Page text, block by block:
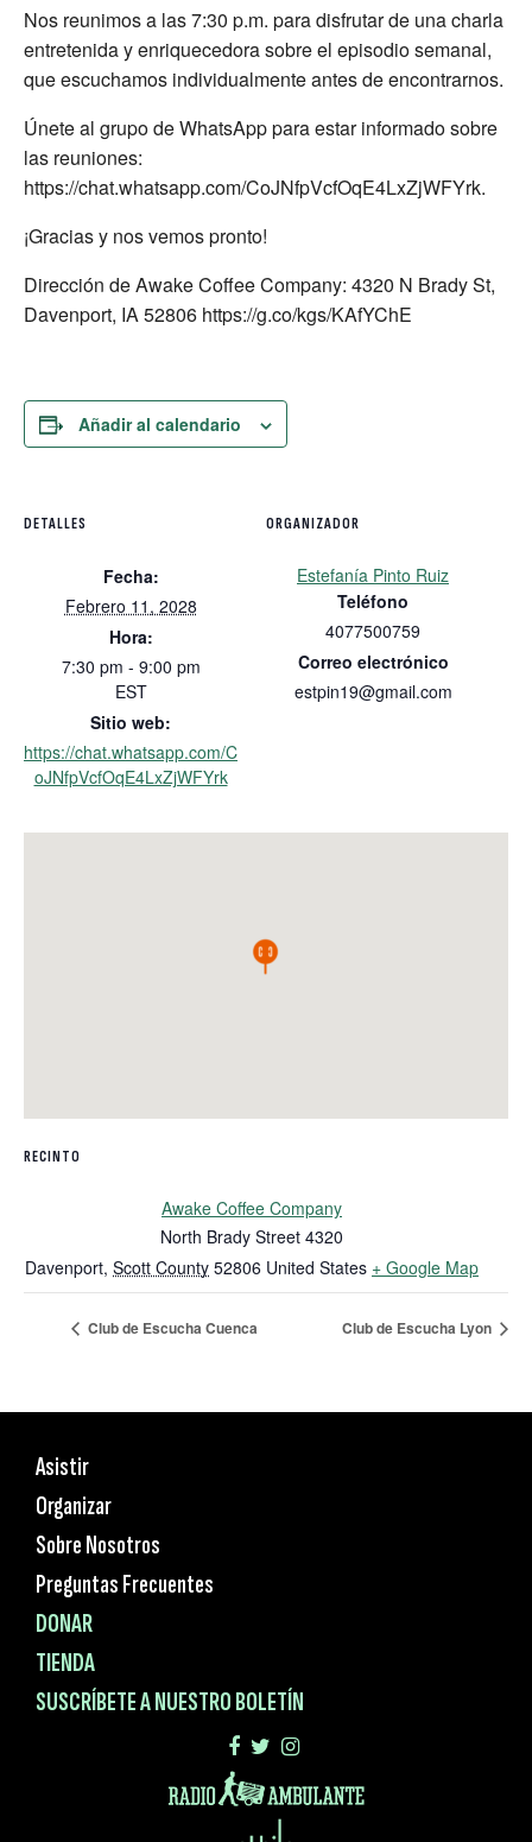
Nos reunimos a las 7:30 p.m. para disfrutar de una charla
entretenida y enriquecedora sobre el episodio semanal,
que escuchamos individualmente antes de encontrarnos.
Únete al grupo de WhatsApp para estar informado sobre
las reuniones:
https://chat.whatsapp.com/CoJNfpVcfOqE4LxZjWFYrk.
¡Gracias y nos vemos pronto!
Dirección de Awake Coffee Company: 4320 N Brady St,
Davenport, IA 52806 https://g.co/kgs/KAfYChE
Añadir al calendario
DETALLES
Fecha:
Febrero 11, 2028
Hora:
7:30 pm - 9:00 pm
EST
Sitio web:
https://chat.whatsapp.com/C
oJNfpVcfOqE4LxZjWFYrk
ORGANIZADOR
Estefanía Pinto Ruiz
Teléfono
4077500759
Correo electrónico
estpin19@gmail.com
RECINTO
Awake Coffee Company
North Brady Street 4320
Davenport, Scott County 52806 United States + Google Map
Club de Escucha Cuenca Club de Escucha Lyon
Asistir
Organizar
Sobre Nosotros
Preguntas Frecuentes
DONAR
TIENDA
SUSCRÍBETE A NUESTRO BOLETÍN